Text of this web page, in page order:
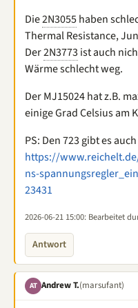
Die2N3055haben
Thermal Resistance,
Der2N3773 ist auch
Wärme schlecht weg.
Der MJ15024 hat z.B.
einige Grad Celsius am
PS: Den 723 gibt es
https://
ns-
23431
2026-06-21 15:00: Bearbeitet
Antwort
AT Andrew T.(marsufant)